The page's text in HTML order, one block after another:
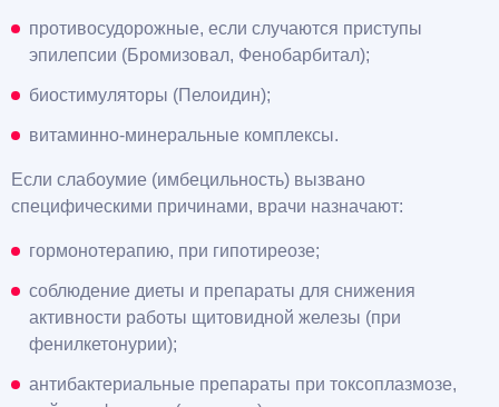
противосудорожные, если случаются приступы
эпилепсии (Бромизовал, Фенобарбитал);
биостимуляторы (Пелоидин);
витаминно-минеральные комплексы.
Если слабоумие (имбецильность) вызвано
специфическими причинами, врачи назначают:
гормонотерапию, при гипотиреозе;
соблюдение диеты и препараты для снижения
активности работы щитовидной железы (при
фенилкетонурии);
антибактериальные препараты при токсоплазмозе,